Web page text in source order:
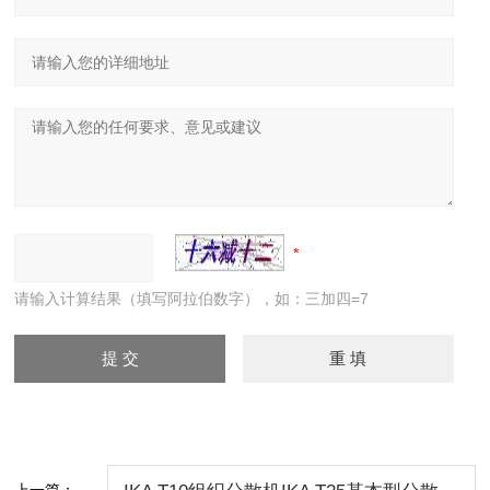
请输入计算结果（填写阿拉伯数字），如：三加四=7